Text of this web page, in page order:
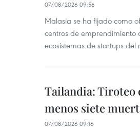
07/08/2026 09:56
Malasia se ha fijado como
centros de emprendimiento
ecosistemas de startups
Tailandia: Tiroteo
menos siete
07/08/2026 09:16